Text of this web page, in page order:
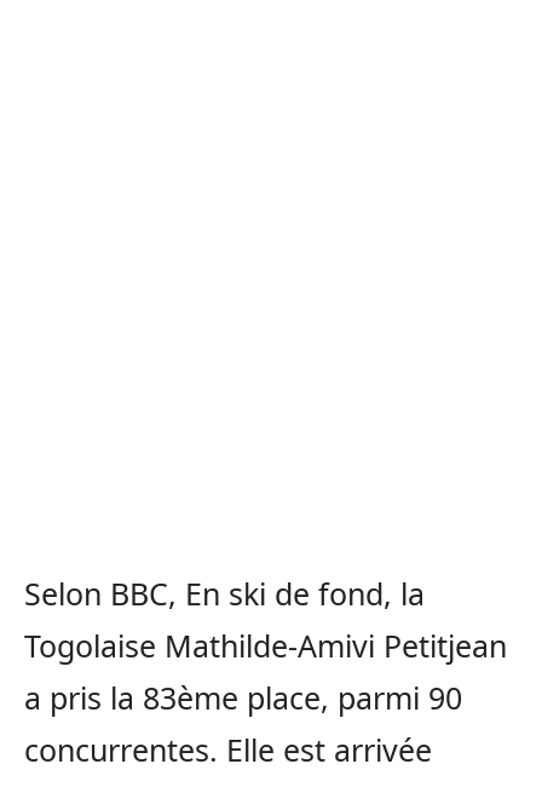
Selon BBC, En ski de fond, la
Togolaise Mathilde-Amivi Petitjean
a pris la 83ème place, parmi 90
concurrentes. Elle est arrivée